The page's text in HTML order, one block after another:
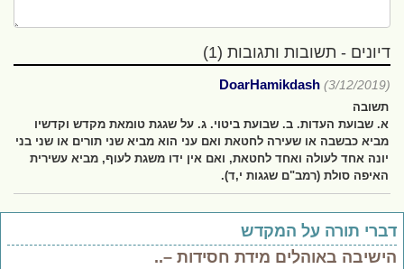
דיונים - תשובות ותגובות (1)
DoarHamikdash (3/12/2019)
תשובה
א. שבועת העדות. ב. שבועת ביטוי. ג. על שגגת טומאת מקדש וקדשיו
מביא כבשבה או שעירה לחטאת ואם עני הוא מביא שני תורים או שני בני
יונה אחד לעולה ואחד לחטאת, ואם אין ידו משגת לעוף, מביא עשירית
האיפה סולת (רמב"ם שגגות י,ד).
תורה על המקדש
באוהלים מידת חסידות –..